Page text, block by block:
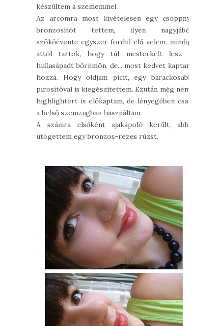
készültem a szememmel.
Az arcomra most kivételesen egy csöppnyi
bronzosítót tettem, ilyen nagyjából
szökőévente egyszer fordul elő velem, mindig
attól tartok, hogy túl mesterkélt lesz a
hullasápadt bőrömön, de... most kedvet kaptam
hozzá. Hogy oldjam picit, egy barackosabb
pirosítóval is kiegészítettem. Ezután még némi
highlightert is előkaptam, de lényegében csak
a belső szemzugban használtam.
A számra elsőként ajakápoló került, abba
ütögettem egy bronzos-rezes rúzst.